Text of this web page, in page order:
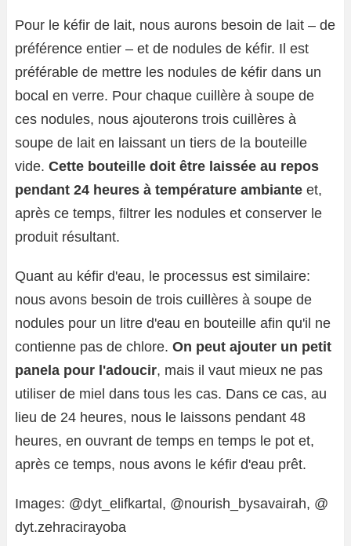
Pour le kéfir de lait, nous aurons besoin de lait – de
préférence entier – et de nodules de kéfir. Il est
préférable de mettre les nodules de kéfir dans un
bocal en verre. Pour chaque cuillère à soupe de
ces nodules, nous ajouterons trois cuillères à
soupe de lait en laissant un tiers de la bouteille
vide. Cette bouteille doit être laissée au repos
pendant 24 heures à température ambiante et,
après ce temps, filtrer les nodules et conserver le
produit résultant.
Quant au kéfir d'eau, le processus est similaire:
nous avons besoin de trois cuillères à soupe de
nodules pour un litre d'eau en bouteille afin qu'il ne
contienne pas de chlore. On peut ajouter un petit
panela pour l'adoucir, mais il vaut mieux ne pas
utiliser de miel dans tous les cas. Dans ce cas, au
lieu de 24 heures, nous le laissons pendant 48
heures, en ouvrant de temps en temps le pot et,
après ce temps, nous avons le kéfir d'eau prêt.
Images: @dyt_elifkartal, @nourish_bysavairah, @
dyt.zehracirayoba